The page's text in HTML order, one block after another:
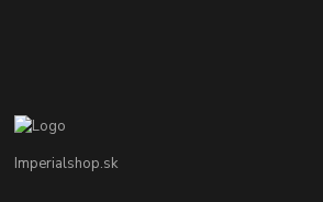
Imperialshop.sk